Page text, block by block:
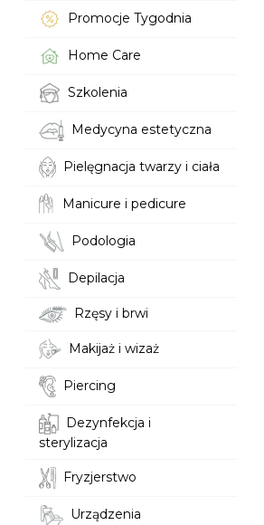
Promocje Tygodnia
Home Care
Szkolenia
Medycyna estetyczna
Pielęgnacja twarzy i ciała
Manicure i pedicure
Podologia
Depilacja
Rzęsy i brwi
Makijaż i wizaż
Piercing
Dezynfekcja i
sterylizacja
Fryzjerstwo
Urządzenia